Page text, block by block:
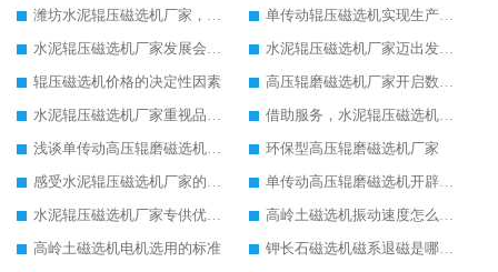
潍坊水泥辊压磁选机厂家，我们不一样
单传动辊压磁选机实现生产新思路改革
水泥辊压磁选机厂家发展会更好
水泥辊压磁选机厂家迈出发展新步伐
辊压磁选机价格的决定性因素
高压辊磨磁选机厂家开启数字转型生产
水泥辊压磁选机厂家重视品质发展
借助服务，水泥辊压磁选机厂家不断发展壮大
浅谈单传动高压辊磨磁选机节电工作
环保型高压辊磨磁选机厂家
感受水泥辊压磁选机厂家的品牌力量
单传动高压辊磨磁选机开辟新的发展思路
水泥辊压磁选机厂家专供优质好货
高岭土磁选机振动速度怎么调节
高岭土磁选机电机选用的标准
钾长石磁选机磁系退磁是哪些原因导致的